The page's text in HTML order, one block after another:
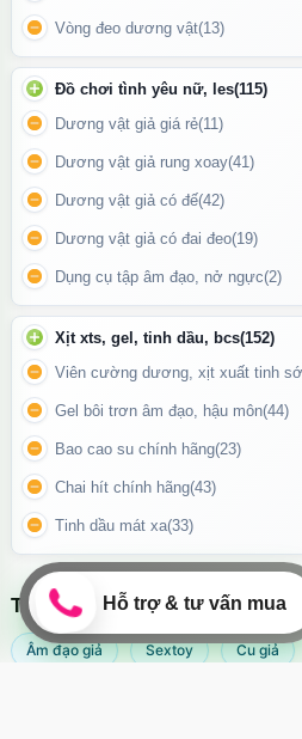
không lo hết pin giữa chừng, sạc
💧Chống nước nhẹ, dễ dàng vệ
môi trường ẩm ướt như phòng tắm.
Máy massage Mose sử
Hướng dẫn sử dụng
Khởi động/mở nguồn:Nhấn giữ
Vòng đeo dương vật(13)
Đồ chơi tình yêu nữ, les(115)
Dương vật giả giá rẻ(11)
Dương vật giả rung xoay(41)
Dương vật giả có đế(42)
Dương vật giả có đai đeo(19)
Dụng cụ tập âm đạo, nở ngực(2)
Xịt xts, gel, tinh dầu, bcs(152)
Viên cường dương, xịt xuất tinh
Gel bôi trơn âm đạo, hậu môn(44)
Bao cao su chính hãng(23)
Chai hít chính hãng(43)
Tinh dầu mát xa(33)
TÌM KIẾM NHIỀU NHẤT
Âm đạo giả Sextoy Cu giả